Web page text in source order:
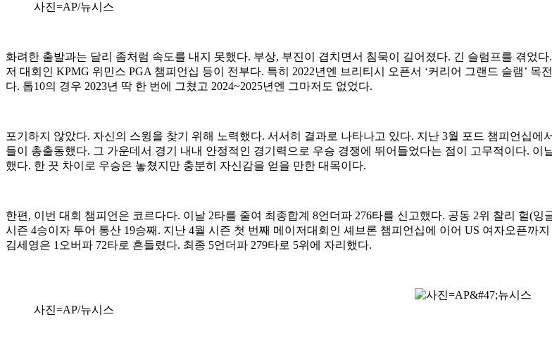
사진=AP/뉴시스
화려한 출발과는 달리 좀처럼 속도를 내지 못했다. 부상, 부진이 겹치면서 침묵이 길어졌다. 긴 슬럼프를 겪었
저 대회인 KPMG 위민스 PGA 챔피언십 등이 전부다. 특히 2022년엔 브리티시 오픈서 ‘커리어 그랜드 슬램’
다. 톱10의 경우 2023년 딱 한 번에 그쳤고 2024~2025년엔 그마저도 없었다.
포기하지 않았다. 자신의 스윙을 찾기 위해 노력했다. 서서히 결과로 나타나고 있다. 지난 3월 포드 챔피언십
들이 총출동했다. 그 가운데서 경기 내내 안정적인 경기력으로 우승 경쟁에 뛰어들었다는 점이 고무적이다. 이
했다. 한 끗 차이로 우승은 놓쳤지만 충분히 자신감을 얻을 만한 대목이다.
한편, 이번 대회 챔피언은 코르다다. 이날 2타를 줄여 최종합계 8언더파 276타를 신고했다. 공동 2위 찰리 헐(
시즌 4승이자 투어 통산 19승째. 지난 4월 시즌 첫 번째 메이저대회인 셰브론 챔피언십에 이어 US 여자오픈까
김세영은 1오버파 72타로 흔들렸다. 최종 5언더파 279타로 5위에 자리했다.
사진=AP/뉴시스